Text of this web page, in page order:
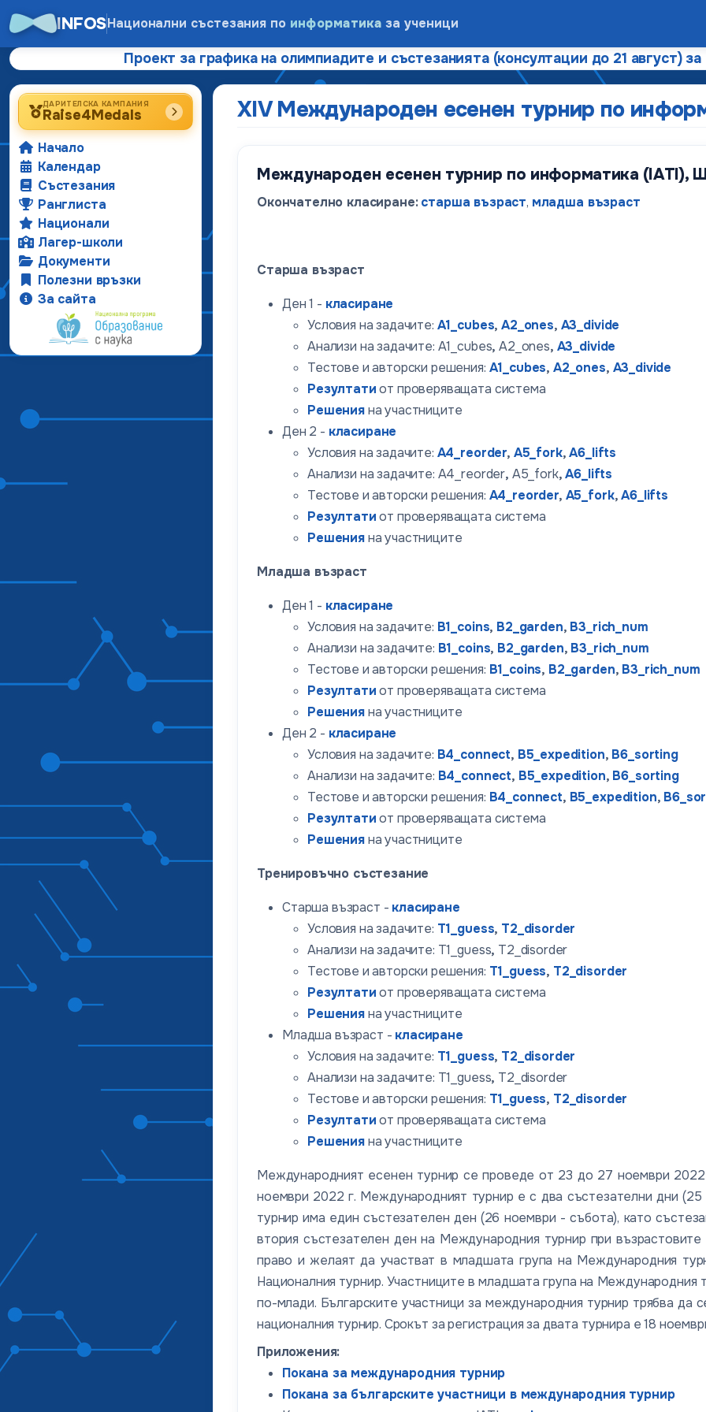
INFOSНационални състезания по информатика за ученици
Проект за графика на олимпиадите и състезанията (консултации до 21 август)
ДАРИТЕЛСКА КАМПАНИЯ
Raise4Medals
Начало
Календар
Състезания
Ранглиста
Национали
Лагер-школи
Документи
Полезни връзки
За сайта
XIV Международен есенен турнир по
Международен есенен турнир по информатика (IATI),
Окончателно класиране: старша възраст, младша възраст
Старша възраст
Ден 1 - класиране
Условия на задачите: A1_cubes, A2_ones, A3_divide
Анализи на задачите: A1_cubes, A2_ones, A3_divide
Тестове и авторски решения: A1_cubes, A2_ones, A3_divide
Резултатиот проверяващата система
Решенияна участниците
Ден 2 - класиране
Условия на задачите: A4_reorder, A5_fork, A6_lifts
Анализи на задачите: A4_reorder, A5_fork, A6_lifts
Тестове и авторски решения: A4_reorder, A5_fork, A6_lifts
Резултатиот проверяващата система
Решенияна участниците
Младша възраст
Ден 1 - класиране
Условия на задачите: B1_coins, B2_garden, B3_rich_num
Анализи на задачите: B1_coins, B2_garden, B3_rich_num
Тестове и авторски решения: B1_coins, B2_garden, B3_rich_num
Резултатиот проверяващата система
Решенияна участниците
Ден 2 - класиране
Условия на задачите: B4_connect, B5_expedition, B6_sorting
Анализи на задачите: B4_connect, B5_expedition, B6_sorting
Тестове и авторски решения: B4_connect, B5_expedition,
Резултатиот проверяващата система
Решенияна участниците
Тренировъчно състезание
Старша възраст - класиране
Условия на задачите: T1_guess, T2_disorder
Анализи на задачите: T1_guess, T2_disorder
Тестове и авторски решения: T1_guess, T2_disorder
Резултатиот проверяващата система
Решенияна участниците
Младша възраст - класиране
Условия на задачите: T1_guess, T2_disorder
Анализи на задачите: T1_guess, T2_disorder
Тестове и авторски решения: T1_guess, T2_disorder
Резултатиот проверяващата система
Решенияна участниците
Международният есенен турнир се проведе от 23 до 27 ноември
ноември 2022 г. Международният турнир е с два състезателни дни
турнир има един състезателен ден (26 ноември - събота), като
втория състезателен ден на Международния турнир при
право и желаят да участват в младшата група на Международния
Националния турнир. Участниците в младшата група на Международния
по-млади. Българските участници за международния турнир трябва да
националния турнир. Срокът за регистрация за двата турнира е 18
Приложения:
Покана за международния турнир
Покана за българските участници в международния турнир